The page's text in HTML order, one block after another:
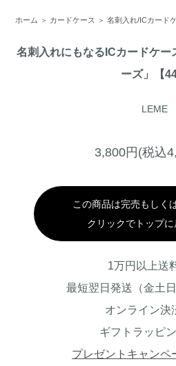
ホーム ＞ カードケース ＞名刺入れ/ICカード
名刺入れにもなるICカードケー
ーズ」【44
LEME
3,800円(税込
この商品は完売もしく
クリックでトップに
1万円以上送
最短翌日発送（金土
オンライン決
ギフトラッピ
プレゼントキャンペ